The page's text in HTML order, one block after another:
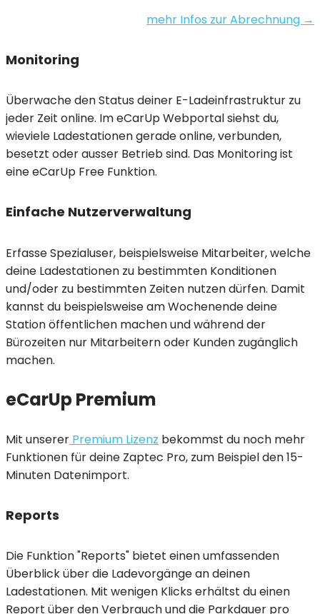
mehr Infos zur Abrechnung →
Monitoring
Überwache den Status deiner E-Ladeinfrastruktur zu
jeder Zeit online. Im eCarUp Webportal siehst du,
wieviele Ladestationen gerade online, verbunden,
besetzt oder ausser Betrieb sind. Das Monitoring ist
eine eCarUp Free Funktion.
Einfache Nutzerverwaltung
Erfasse Spezialuser, beispielsweise Mitarbeiter, welche
deine Ladestationen zu bestimmten Konditionen
und/oder zu bestimmten Zeiten nutzen dürfen. Damit
kannst du beispielsweise am Wochenende deine
Station öffentlichen machen und während der
Bürozeiten nur Mitarbeitern oder Kunden zugänglich
machen.
eCarUp Premium
Mit unserer Premium Lizenz bekommst du noch mehr
Funktionen für deine Zaptec Pro, zum Beispiel den 15-
Minuten Datenimport.
Reports
Die Funktion "Reports" bietet einen umfassenden
Überblick über die Ladevorgänge an deinen
Ladestationen. Mit wenigen Klicks erhältst du einen
Report über den Verbrauch und die Parkdauer pro